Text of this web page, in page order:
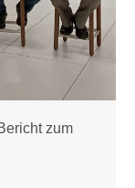
zum